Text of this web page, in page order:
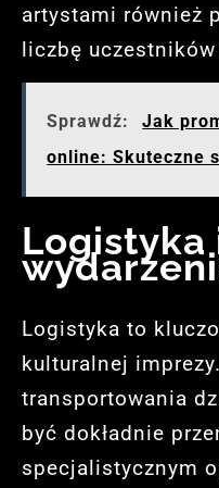
artystami również
liczbę
Sprawdź:
Jak
online: Skuteczne
Logistyka
Logistyka to
kulturalnej
transportowania
być dokładnie
specjalistycznym